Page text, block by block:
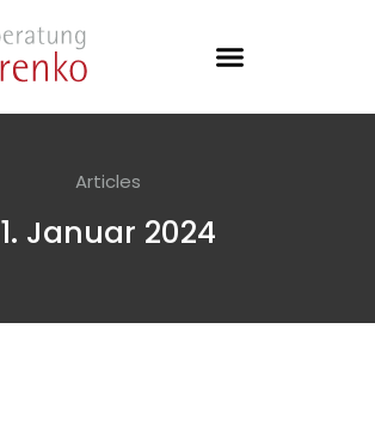
Articles
1. Januar 2024